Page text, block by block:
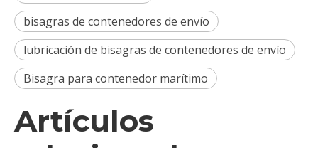
bisagras de contenedores de envío
lubricación de bisagras de contenedores de envío
Bisagra para contenedor marítimo
Artículos